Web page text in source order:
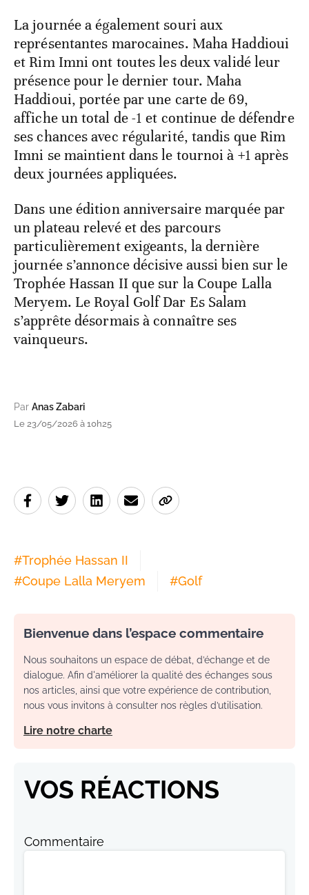
La journée a également souri aux
représentantes marocaines. Maha Haddioui
et Rim Imni ont toutes les deux validé leur
présence pour le dernier tour. Maha
Haddioui, portée par une carte de 69,
affiche un total de -1 et continue de défendre
ses chances avec régularité, tandis que Rim
Imni se maintient dans le tournoi à +1 après
deux journées appliquées.
Dans une édition anniversaire marquée par
un plateau relevé et des parcours
particulièrement exigeants, la dernière
journée s’annonce décisive aussi bien sur le
Trophée Hassan II que sur la Coupe Lalla
Meryem. Le Royal Golf Dar Es Salam
s’apprête désormais à connaître ses
vainqueurs.
Par Anas Zabari
Le 23/05/2026 à 10h25
#Trophée Hassan II
#Coupe Lalla Meryem #Golf
Bienvenue dans l’espace commentaire
Nous souhaitons un espace de débat, d’échange et de
dialogue. Afin d'améliorer la qualité des échanges sous
nos articles, ainsi que votre expérience de contribution,
nous vous invitons à consulter nos règles d’utilisation.
Lire notre charte
VOS RÉACTIONS
Commentaire